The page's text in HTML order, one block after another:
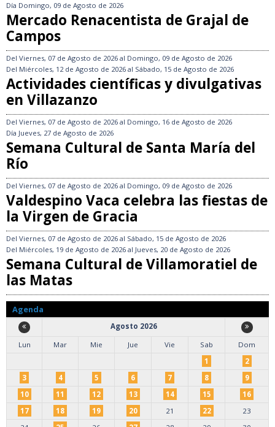
Día Domingo, 09 de Agosto de 2026
Mercado Renacentista de Grajal de
Campos
Del Viernes, 07 de Agosto de 2026 al Domingo, 09 de Agosto de 2026
Del Miércoles, 12 de Agosto de 2026 al Sábado, 15 de Agosto de 2026
Actividades científicas y divulgativas
en Villazanzo
Del Viernes, 07 de Agosto de 2026 al Domingo, 16 de Agosto de 2026
Día Jueves, 27 de Agosto de 2026
Semana Cultural de Santa María del
Río
Del Viernes, 07 de Agosto de 2026 al Domingo, 09 de Agosto de 2026
Valdespino Vaca celebra las fiestas de
la Virgen de Gracia
Del Viernes, 07 de Agosto de 2026 al Sábado, 15 de Agosto de 2026
Del Miércoles, 19 de Agosto de 2026 al Jueves, 20 de Agosto de 2026
Semana Cultural de Villamoratiel de
las Matas
Agenda
Agosto 2026
Lun
Mar Mie Jue Vie Sab
Dom
1
2
3
4 5 6 7 8
9
10
11 12 13 14 15
16
17
18 19 20 21 22
23